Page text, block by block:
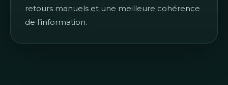
retours manuels et une meilleure cohérence
de l’information.